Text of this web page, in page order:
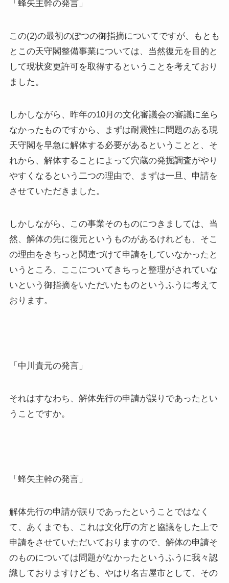
「蜂矢主幹の発言」
この(2)の最初のぽつの御指摘についてですが、もとも
とこの天守閣整備事業については、当然復元を目的と
して現状変更許可を取得するということを考えており
ました。
しかしながら、昨年の10月の文化審議会の審議に至ら
なかったものですから、まずは耐震性に問題のある現
天守閣を早急に解体する必要があるということと、そ
れから、解体することによって穴蔵の発掘調査がやり
やすくなるという二つの理由で、まずは一旦、申請を
させていただきました。
しかしながら、この事業そのものにつきましては、当
然、解体の先に復元というものがあるけれども、そこ
の理由をきちっと関連づけて申請をしていなかったと
いうところ、ここについてきちっと整理がされていな
いという御指摘をいただいたものというふうに考えて
おります。
「中川貴元の発言」
それはすなわち、解体先行の申請が誤りであったとい
うことですか。
「蜂矢主幹の発言」
解体先行の申請が誤りであったということではなく
て、あくまでも、これは文化庁の方と協議をした上で
申請をさせていただいておりますので、解体の申請そ
のものについては問題がなかったというふうに我々認
識しておりますけども、やはり名古屋市として、その